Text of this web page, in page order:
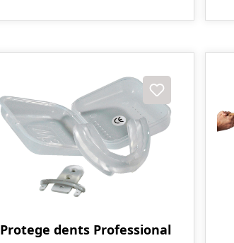
Protege dents Professional